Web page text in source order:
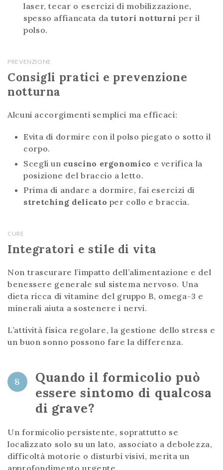
laser, tecar o esercizi di mobilizzazione,
spesso affiancata da tutori notturni per il
polso.
PREVENZIONE
Consigli pratici e prevenzione
notturna
Alcuni accorgimenti semplici ma efficaci:
Evita di dormire con il polso piegato o sotto il
corpo.
Scegli un cuscino ergonomico e verifica la
posizione del braccio a letto.
Prima di andare a dormire, fai esercizi di
stretching delicato per collo e braccia.
CURE
Integratori e stile di vita
Non trascurare l’impatto dell’alimentazione e del
benessere generale sul sistema nervoso. Una
dieta ricca di vitamine del gruppo B, omega-3 e
minerali aiuta a sostenere i nervi.
L’attività fisica regolare, la gestione dello stress e
un buon sonno possono fare la differenza.
8
Quando il formicolio può
essere sintomo di qualcosa
di grave?
Un formicolio persistente, soprattutto se
localizzato solo su un lato, associato a debolezza,
difficoltà motorie o disturbi visivi, merita un
approfondimento urgente.